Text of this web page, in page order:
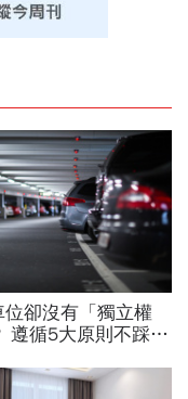
位卻沒有「獨立權
遵循5大原則不踩雷